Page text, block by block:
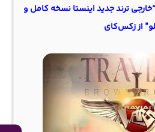
ترند جدید اینستا نسخه کامل و
از زکس‌کای